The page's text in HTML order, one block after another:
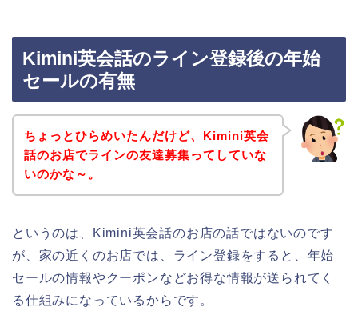
Kimini英会話のライン登録後の年始
セールの有無
ちょっとひらめいたんだけど、Kimini英会
話のお店でラインの友達募集ってしていな
いのかな～。
というのは、Kimini英会話のお店の話ではないのです
が、家の近くのお店では、ライン登録をすると、年始
セールの情報やクーポンなどお得な情報が送られてく
る仕組みになっているからです。